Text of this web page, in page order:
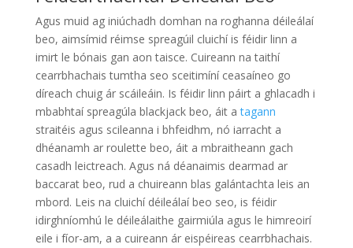
Agus muid ag iniúchadh domhan na roghanna déileálaí
beo, aimsímid réimse spreagúil cluichí is féidir linn a
imirt le bónais gan aon taisce. Cuireann na taithí
cearrbhachais tumtha seo sceitimíní ceasaíneo go
díreach chuig ár scáileáin. Is féidir linn páirt a ghlacadh i
mbabhtaí spreagúla blackjack beo, áit atagann
straitéis agus scileanna i bhfeidhm, nó iarracht a
dhéanamh ar roulette beo, áit a mbraitheann gach
casadh leictreach. Agus ná déanaimis dearmad ar
baccarat beo, rud a chuireann blas galántachta leis an
mbord. Leis na cluichí déileálaí beo seo, is féidir
idirghníomhú le déileálaithe gairmiúla agus le himreoirí
eile i fíor-am, a a cuireann ár eispéireas cearrbhachais.